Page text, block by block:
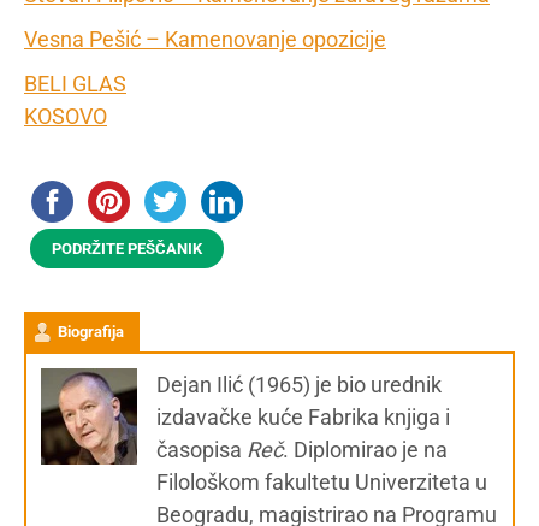
Vesna Pešić – Kamenovanje opozicije
BELI GLAS
KOSOVO
PODRŽITE PEŠČANIK
Biografija
Dejan Ilić (1965) je bio urednik
izdavačke kuće Fabrika knjiga i
časopisa Reč. Diplomirao je na
Filološkom fakultetu Univerziteta u
Beogradu, magistrirao na Programu